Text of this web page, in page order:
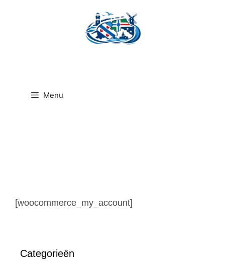
Menu
[woocommerce_my_account]
Categorieën